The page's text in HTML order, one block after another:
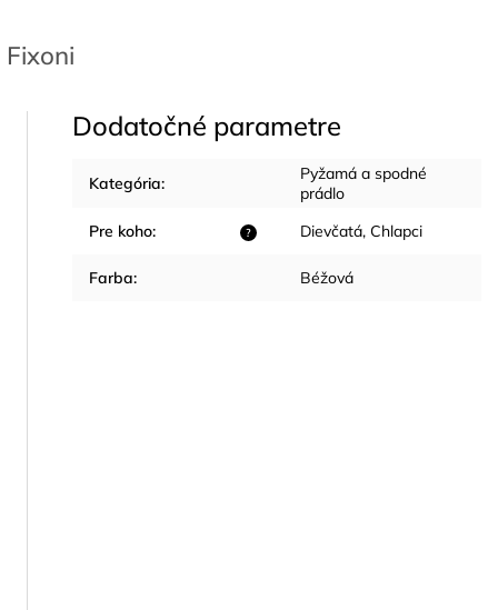
Fixoni
Dodatočné parametre
Kategória:
Pyžamá a spodné
prádlo
?
Pre koho: Dievčatá, Chlapci
Farba: Béžová